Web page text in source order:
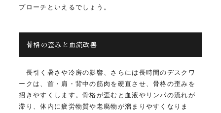
プローチといえるでしょう。
骨格の歪みと血流改善
長引く暑さや冷房の影響、さらには長時間のデスクワ
ークは、首・肩・背中の筋肉を硬直させ、骨格の歪みを
招きやすくします。骨格が歪むと血液やリンパの流れが
滞り、体内に疲労物質や老廃物が溜まりやすくなりま